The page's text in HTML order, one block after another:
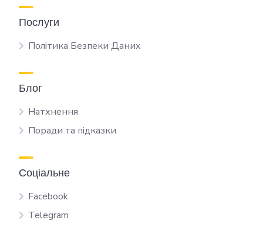
Послуги
Політика Безпеки Даних
Блог
Натхнення
Поради та підказки
Соціальне
Facebook
Telegram